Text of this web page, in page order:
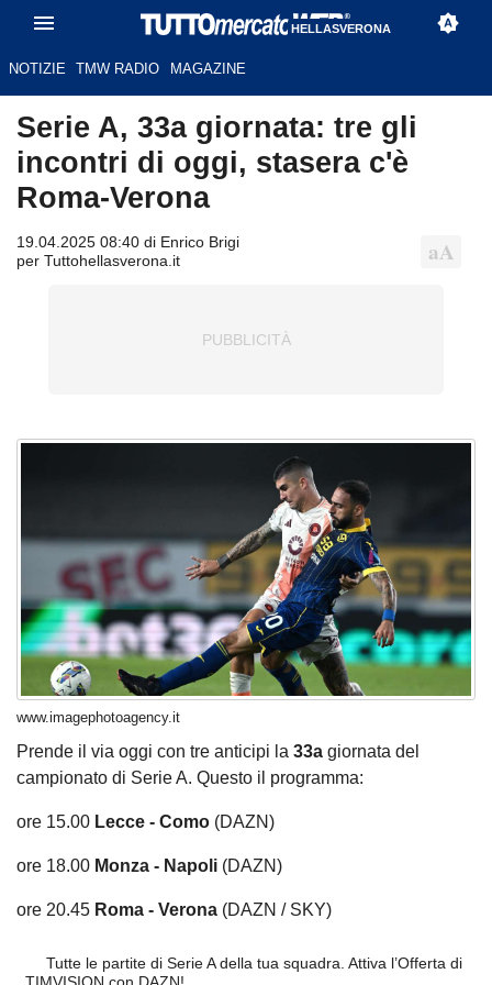
HELLASVERONA
NOTIZIE TMW RADIO MAGAZINE
Serie A, 33a giornata: tre gli
incontri di oggi, stasera c'è
Roma-Verona
19.04.2025 08:40 di Enrico Brigi
per Tuttohellasverona.it
www.imagephotoagency.it
Prende il via oggi con tre anticipi la 33a giornata del
campionato di Serie A. Questo il programma:
ore 15.00 Lecce - Como (DAZN)
ore 18.00 Monza - Napoli (DAZN)
ore 20.45 Roma - Verona (DAZN / SKY)
Tutte le partite di Serie A della tua squadra. Attiva l’Offerta di
TIMVISION con DAZN!